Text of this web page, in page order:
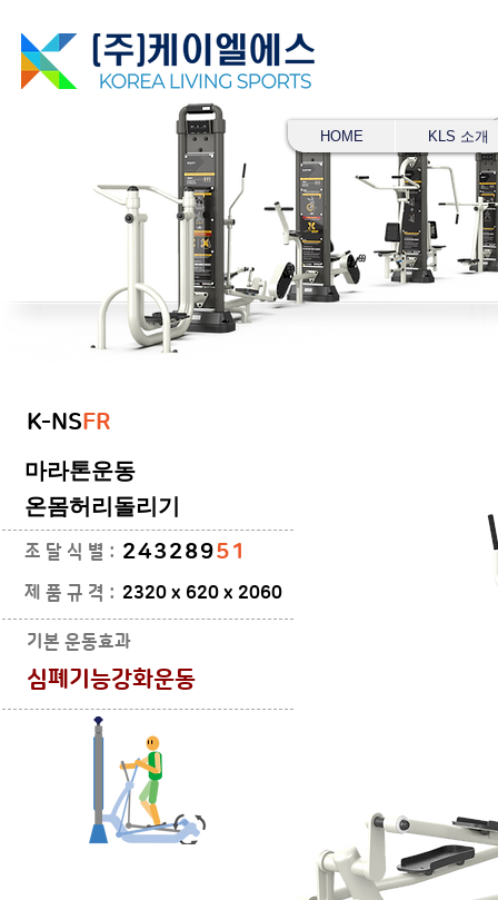
HOME KLS 소개
K-NSFR
조 달 식 별 : 24328951
제 품 규 격 : 2320 x 620 x 2060
기본 운동효과
심폐기능강화운동
마라톤운동
​온몸허리돌리기